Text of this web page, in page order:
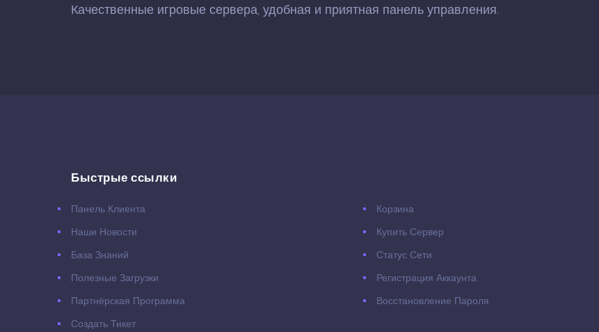
Качественные игровые сервера, удобная и приятная панель управления.
Быстрые ссылки
Панель Клиента
Наши Новости
База Знаний
Полезные Загрузки
Партнёрская Программа
Создать Тикет
Корзина
Купить Сервер
Статус Сети
Регистрация Аккаунта
Восстановление Пароля